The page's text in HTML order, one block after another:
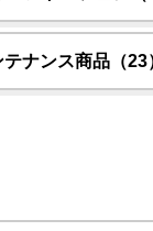
テナンス商品（23